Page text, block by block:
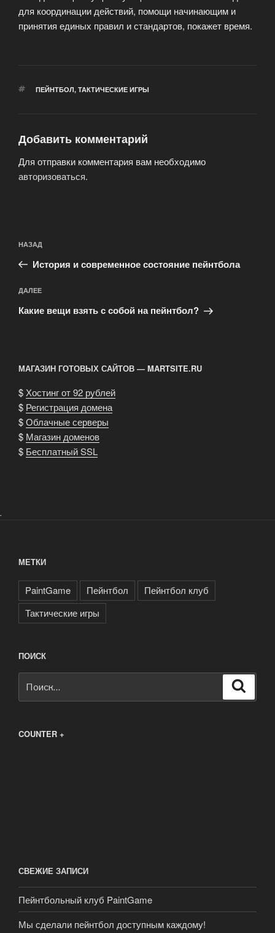
для координации действий, помощи начинающим и
принятия единых правил и стандартов, покажет время.
МЕТКИ
ПЕЙНТБОЛ, ТАКТИЧЕСКИЕ ИГРЫ
Добавить комментарий
Для отправки комментария вам необходимо
авторизоваться.
по
записям
Предыдущая
запись:
НАЗАД
История и современное состояние пейнтбола
Следующая
запись
ДАЛЕЕ
Какие вещи взять с собой на пейнтбол?
МАГАЗИН ГОТОВЫХ САЙТОВ — MARTSITE.RU
$ Хостинг от 92 рублей
$ Регистрация домена
$Облачные серверы
$ Магазин доменов
$ Бесплатный SSL
.
МЕТКИ
PaintGame Пейнтбол
Пейнтбол клуб
Тактические игры
ПОИСК
COUNTER +
СВЕЖИЕ ЗАПИСИ
Пейнтбольный клуб PaintGame
Мы сделали пейнтбол доступным каждому!